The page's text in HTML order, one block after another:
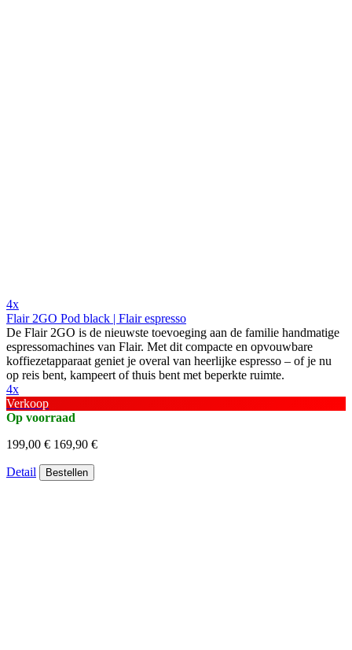
4x
Flair 2GO Pod black | Flair espresso
De Flair 2GO is de nieuwste toevoeging aan de familie handmatige
espressomachines van Flair. Met dit compacte en opvouwbare
koffiezetapparaat geniet je overal van heerlijke espresso – of je nu
op reis bent, kampeert of thuis bent met beperkte ruimte.
4x
Verkoop
Op voorraad
199,00 € 169,90 €
Detail Bestellen